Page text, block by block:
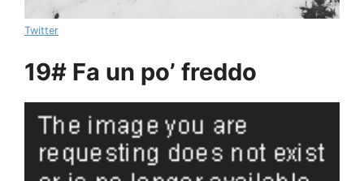
Twitter
19# Fa un po’ freddo